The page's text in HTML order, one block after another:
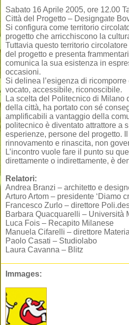
Sabato 16 Aprile 2005, ore 12.00
Città del Progetto – Designgate
Si configura come territorio
progetto che arricchiscono la
Tuttavia questo territorio
del progetto e presenta
comunica la sua esistenza in
occasioni.
Si delinea l’esigenza di
vocato, accessibile, riconoscibile.
La scelta del Politecnico di Milano
della città, ha portato con sé
amplificabili a vantaggio della
politecnico è diventato attrattore a
esperienze, persone del progetto.
rinnovamento e rinascita, non
L’incontro vuole fare il punto su
direttamente o indirettamente, è
Relatori:
Andrea Branzi – architetto e
Arturo Artom – presidente ‘Diamo
Francesco Zurlo – direttore
Barbara Quacquarelli – Università
Luca Fois – Recapito Milanese
Manuela Cifarelli – direttore
Paolo Casati – Studiolabo
Laura Cavanna – Blitz
Immages: